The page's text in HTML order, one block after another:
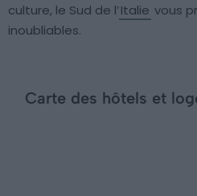
culture, le Sud de l’Italie vous
inoubliables.
Carte des hôtels et